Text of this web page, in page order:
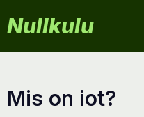
Nullkulu
mis on iot?